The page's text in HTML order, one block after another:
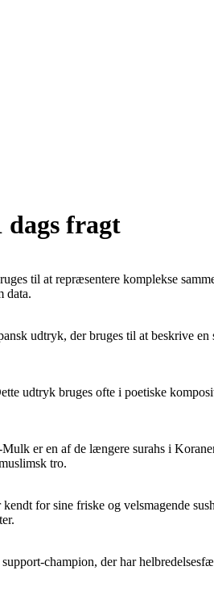
dags fragt
til at repræsentere komplekse
data.
udtryk, der bruges til at beskrive
udtryk bruges ofte i poetiske
er en af de længere surahs i
tro.
for sine friske og velsmagende
champion, der har